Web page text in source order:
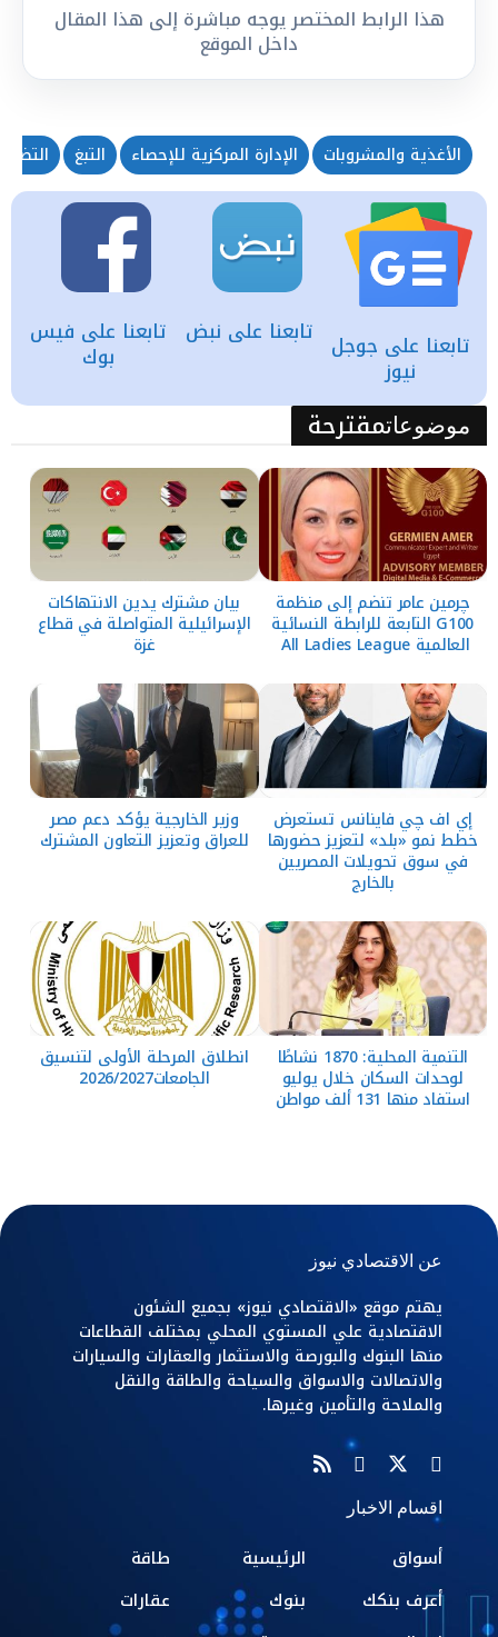
هذا الرابط المختصر يوجه مباشرة إلى هذا المقال
داخل الموقع
الأغذية والمشروبات الإدارة المركزية للإحصاء التبغ التضخم
تابعنا على فيس
بوك
تابعنا على نبض تابعنا على جوجل
نيوز
موضوعاتمقترحة
چرمين عامر تنضم إلى منظمة
G100 التابعة للرابطة النسائية
العالمية All Ladies League
بيان مشترك يدين الانتهاكات
الإسرائيلية المتواصلة في قطاع
غزة
إي اف چي فاينانس تستعرض
خطط نمو «بلد» لتعزيز حضورها
في سوق تحويلات المصريين
بالخارج
وزير الخارجية يؤكد دعم مصر
للعراق وتعزيز التعاون المشترك
التنمية المحلية: 1870 نشاطًا
لوحدات السكان خلال يوليو
استفاد منها 131 ألف مواطن
انطلاق المرحلة الأولى لتنسيق
الجامعات2026/2027
عن الاقتصادي نيوز
يهتم موقع «الاقتصادي نيوز» بجميع الشئون
الاقتصادية علي المستوي المحلي بمختلف القطاعات
منها البنوك والبورصة والاستثمار والعقارات والسيارات
والاتصالات والاسواق والسياحة والطاقة والنقل
والملاحة والتأمين وغيرها.
اقسام الاخبار
أسواق
أعرف بنكك
الرئيسية
بنوك
طاقة
عقارات